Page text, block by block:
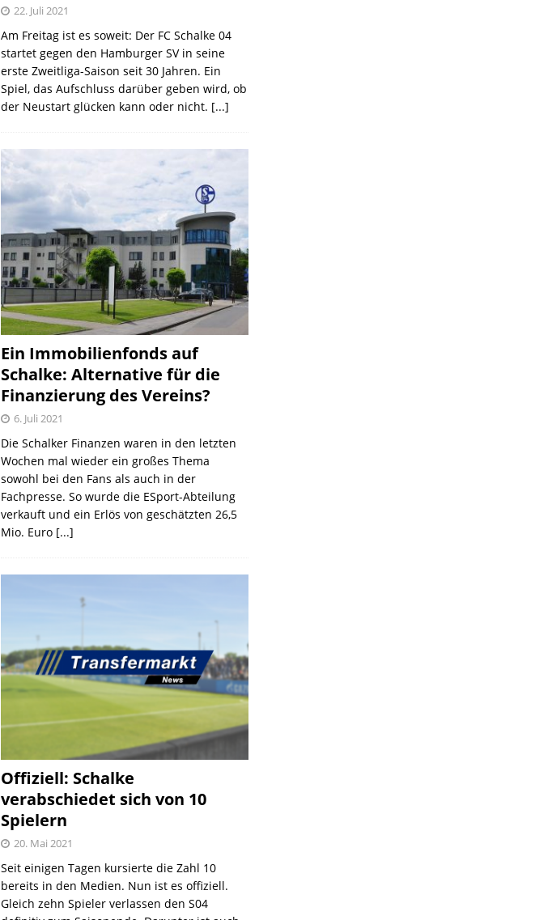
22. Juli 2021
Am Freitag ist es soweit: Der FC Schalke 04
startet gegen den Hamburger SV in seine
erste Zweitliga-Saison seit 30 Jahren. Ein
Spiel, das Aufschluss darüber geben wird, ob
der Neustart glücken kann oder nicht. [...]
Ein Immobilienfonds auf
Schalke: Alternative für die
Finanzierung des Vereins?
6. Juli 2021
Die Schalker Finanzen waren in den letzten
Wochen mal wieder ein großes Thema
sowohl bei den Fans als auch in der
Fachpresse. So wurde die ESport-Abteilung
verkauft und ein Erlös von geschätzten 26,5
Mio. Euro [...]
Offiziell: Schalke
verabschiedet sich von 10
Spielern
20. Mai 2021
Seit einigen Tagen kursierte die Zahl 10
bereits in den Medien. Nun ist es offiziell.
Gleich zehn Spieler verlassen den S04